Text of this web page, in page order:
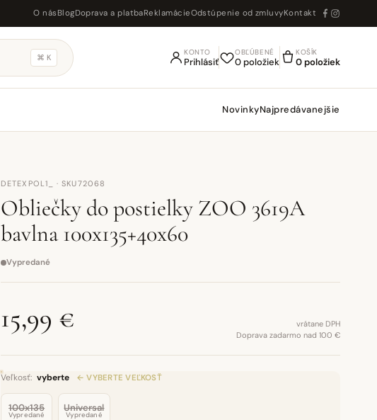
O nás BlogDoprava a platbaReklamácieOdstúpenie od zmluvyKontakt
⌘ K
KONTO
Prihlásiť
OBĽÚBENÉ
0 položiek
KOŠÍK
0 položiek
NovinkyNajpredávanejšie
DETEXPOL1_ · SKU72068
Obliečky do postielky ZOO 3619A
bavlna 100x135+40x60
Vypredané
15,99 €
vrátane DPH
Doprava zadarmo nad 100 €
Veľkosť: vyberte ← VYBERTE VEĽKOSŤ
100x135
Vypredané
Universal
Vypredané